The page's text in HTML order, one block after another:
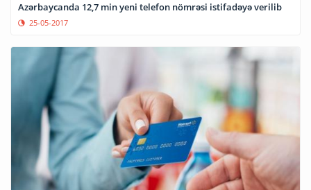
Azərbaycanda 12,7 min yeni telefon nömrəsi istifadəyə verilib
25-05-2017